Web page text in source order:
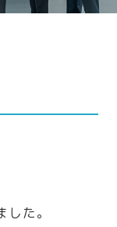
た。